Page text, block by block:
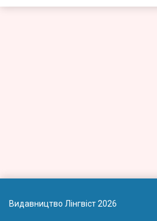
Видавництво Лінгвіст 2026